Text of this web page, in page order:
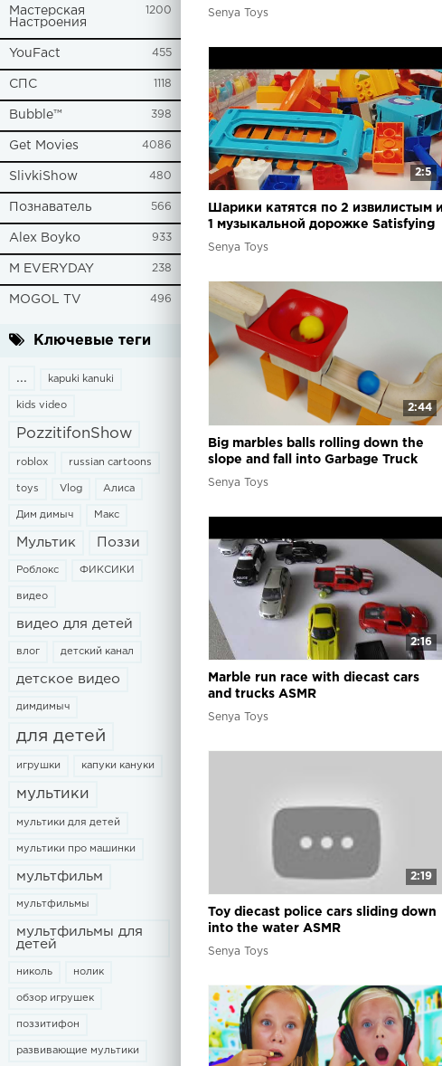
Мастерская
Настроения
1200
YouFact 455
СПС 1118
Bubble™ 398
Get Movies 4086
SlivkiShow 480
Познаватель 566
Alex Boyko 933
M EVERYDAY 238
MOGOL TV 496
Ключевые теги
... kapuki kanuki
kids video
PozzitifonShow
roblox russian cartoons
toys Vlog Алиса
Дим димыч Макс
Мультик Поззи
Роблокс ФИКСИКИ
видео
видео для детей
влог детский канал
детское видео
димдимыч
для детей
игрушки капуки кануки
мультики
мультики для детей
мультики про машинки
мультфильм
мультфильмы
мультфильмы для
детей
николь нолик
обзор игрушек
поззитифон
развивающие мультики
мячики Satisfying Marble run
Senya Toys
2:5
Шарики катятся по 2 извилистым и
1 музыкальной дорожке Satisfying
Building Blocks Marble Run Race
Senya Toys
2:44
Big marbles balls rolling down the
slope and fall into Garbage Truck
Marble run race ASMR
Senya Toys
2:16
Marble run race with diecast cars
and trucks ASMR
Senya Toys
2:19
Toy diecast police cars sliding down
into the water ASMR
Senya Toys